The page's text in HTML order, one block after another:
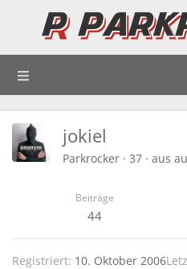
jokiel
Parkrocker · 37 · aus
Beiträge
44
Registriert 10. Oktober 2006